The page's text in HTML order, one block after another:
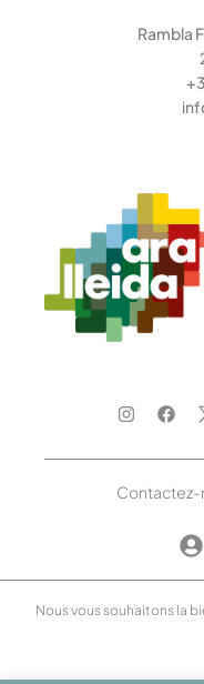
Rambla
Contactez-
Nous vous souhaitons la